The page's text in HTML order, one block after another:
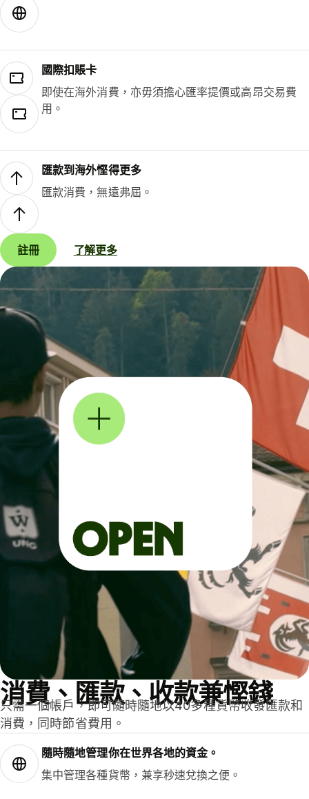
國際扣賬卡
即使在海外消費，亦毋須擔心匯率提價或高昂交易費
用。
匯款到海外慳得更多
匯款消費，無遠弗屆。
註冊 了解更多
消費、匯款、收款兼慳錢
只需一個帳戶，即可隨時隨地以40多種貨幣收發匯款和
消費，同時節省費用。
隨時隨地管理你在世界各地的資金。
集中管理各種貨幣，兼享秒速兌換之便。